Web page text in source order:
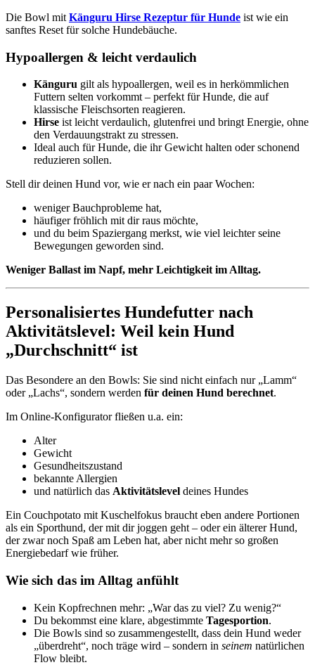
Die Bowl mit Känguru Hirse Rezeptur für Hunde ist wie ein
sanftes Reset für solche Hundebäuche.
Hypoallergen & leicht verdaulich
Känguru gilt als hypoallergen, weil es in herkömmlichen
Futtern selten vorkommt – perfekt für Hunde, die auf
klassische Fleischsorten reagieren.
Hirse ist leicht verdaulich, glutenfrei und bringt Energie, ohne
den Verdauungstrakt zu stressen.
Ideal auch für Hunde, die ihr Gewicht halten oder schonend
reduzieren sollen.
Stell dir deinen Hund vor, wie er nach ein paar Wochen:
weniger Bauchprobleme hat,
häufiger fröhlich mit dir raus möchte,
und du beim Spaziergang merkst, wie viel leichter seine
Bewegungen geworden sind.
Weniger Ballast im Napf, mehr Leichtigkeit im Alltag.
Personalisiertes Hundefutter nach
Aktivitätslevel: Weil kein Hund
„Durchschnitt“ ist
Das Besondere an den Bowls: Sie sind nicht einfach nur „Lamm“
oder „Lachs“, sondern werden für deinen Hund berechnet.
Im Online-Konfigurator fließen u.a. ein:
Alter
Gewicht
Gesundheitszustand
bekannte Allergien
und natürlich das Aktivitätslevel deines Hundes
Ein Couchpotato mit Kuschelfokus braucht eben andere Portionen
als ein Sporthund, der mit dir joggen geht – oder ein älterer Hund,
der zwar noch Spaß am Leben hat, aber nicht mehr so großen
Energiebedarf wie früher.
Wie sich das im Alltag anfühlt
Kein Kopfrechnen mehr: „War das zu viel? Zu wenig?“
Du bekommst eine klare, abgestimmte Tagesportion.
Die Bowls sind so zusammengestellt, dass dein Hund weder
„überdreht“, noch träge wird – sondern in seinem natürlichen
Flow bleibt.